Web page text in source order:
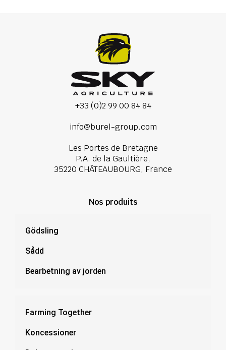
+33 (0)2 99 00 84 84
info@burel-group.com
Les Portes de Bretagne
P.A. de la Gaultière,
35220 CHÂTEAUBOURG, France
Nos produits
Gödsling
Sådd
Bearbetning av jorden
Farming Together
Koncessioner